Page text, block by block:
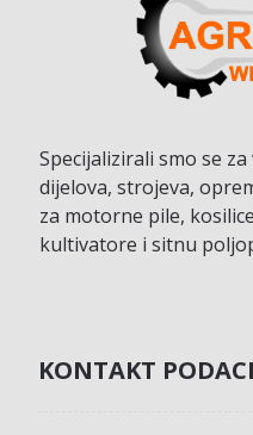
Specijalizirali smo se
dijelova, strojeva,
za motorne pile,
kultivatore i sitnu
KONTAKT PODACI